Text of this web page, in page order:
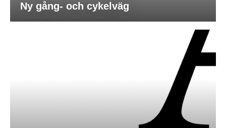
Ny gång- och cykelväg